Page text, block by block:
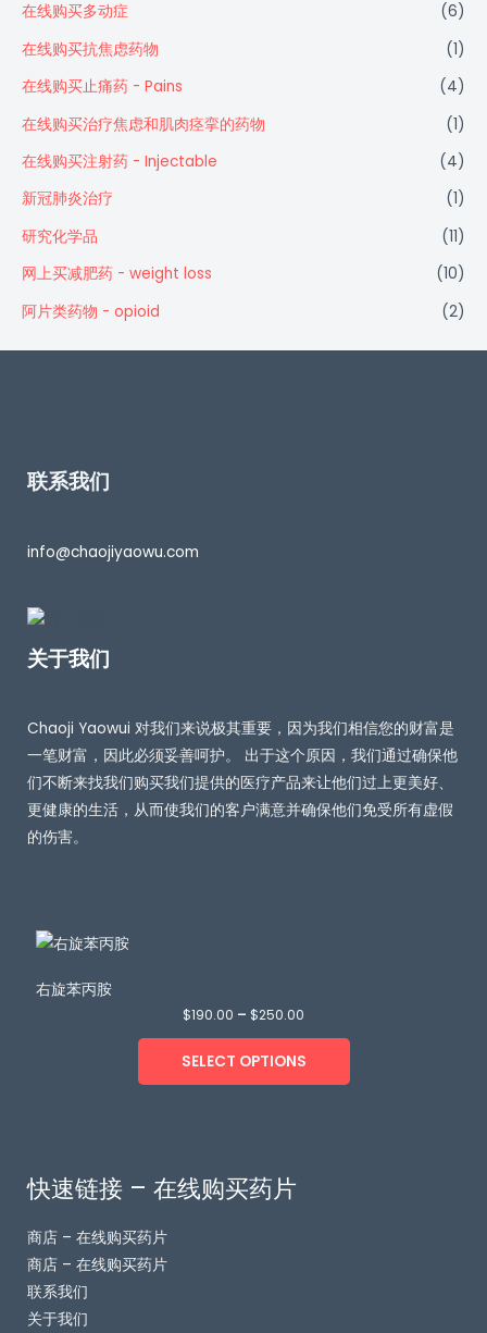
在线购买多动症
(6)
在线购买抗焦虑药物
(1)
在线购买止痛药 - Pains
(4)
在线购买治疗焦虑和肌肉痉挛的药物
(1)
在线购买注射药 - Injectable
(4)
新冠肺炎治疗
(1)
研究化学品
(11)
网上买减肥药 - weight loss
(10)
阿片类药物 - opioid
(2)
联系我们
info@chaojiyaowu.com
关于我们
Chaoji Yaowui 对我们来说极其重要，因为我们相信您的财富是
一笔财富，因此必须妥善呵护。 出于这个原因，我们通过确保他
们不断来找我们购买我们提供的医疗产品来让他们过上更美好、
更健康的生活，从而使我们的客户满意并确保他们免受所有虚假
的伤害。
右旋苯丙胺
$190.00 – $250.00
SELECT OPTIONS
快速链接 – 在线购买药片
商店 – 在线购买药片
商店 – 在线购买药片
联系我们
关于我们